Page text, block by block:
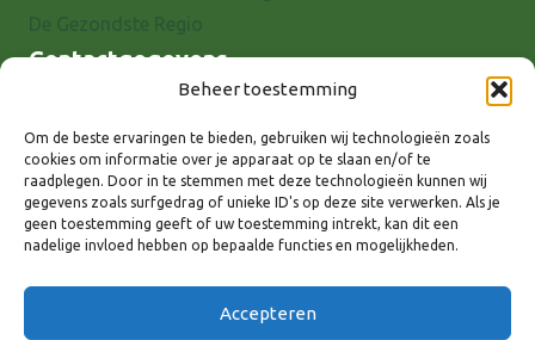
Beheer toestemming
Om de beste ervaringen te bieden, gebruiken wij technologieën zoals
cookies om informatie over je apparaat op te slaan en/of te
raadplegen. Door in te stemmen met deze technologieën kunnen wij
gegevens zoals surfgedrag of unieke ID's op deze site verwerken. Als je
geen toestemming geeft of uw toestemming intrekt, kan dit een
nadelige invloed hebben op bepaalde functies en mogelijkheden.
Accepteren
Contactgegevens
7001 EX Doetinchem
E-mail: info@8rhk.nl
Telefoonnummers
Privacyverklaring